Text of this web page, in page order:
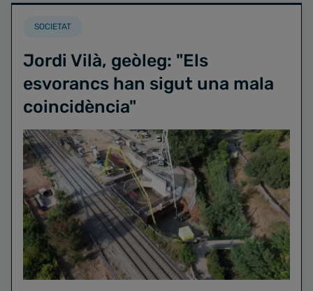
SOCIETAT
Jordi Vilà, geòleg: "Els
esvorancs han sigut una mala
coincidència"